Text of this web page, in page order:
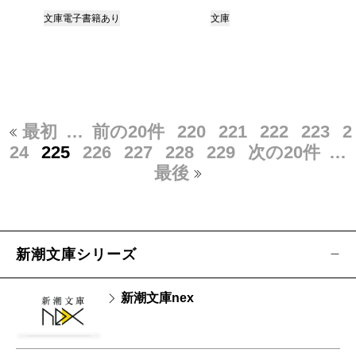
文庫電子書籍あり 文庫
最初 … 前の20件 220 221 222 223
2
24
225 226 227 228 229 次の20件 …
最後
新潮文庫シリーズ
新潮文庫nex